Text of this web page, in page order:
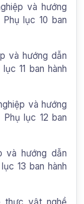
và hướng
lục 10 ban
và hướng dẫn
11 ban hành
và hướng
lục 12 ban
và hướng dẫn
13 ban hành